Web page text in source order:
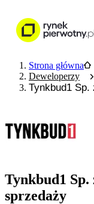
Strona główna
Deweloperzy
Tynkbud1 Sp.
Tynkbud1 Sp.
sprzedaży